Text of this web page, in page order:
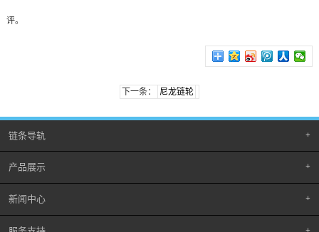
评。
下一条： 尼龙链轮
链条导轨
产品展示
超高分量量聚乙烯板
新闻中心